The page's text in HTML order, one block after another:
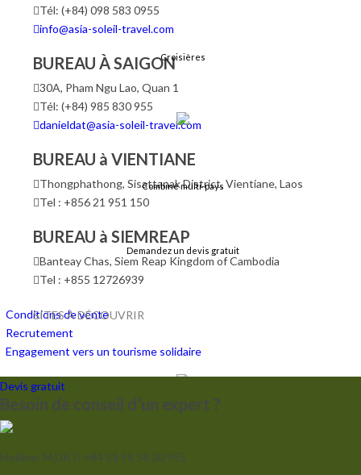
Croisières
Combiné multi-pays
Demandez un devis gratuit
SITES À DÉCOUVRIR
Tél: (+84) 098 583 0955
info@asia-soleil-travel.com
BUREAU À SAIGON
30A, Pham Ngu Lao, Quan 1
Tél: (+84) 985 830 955
danieldat@asia-soleil-travel.com
BUREAU à VIENTIANE
Thongphathong, Sisattanak District, Vientiane, Laos
Tel : +856 21 951 150
BUREAU à SIEMREAP
Banteay Chas, Siem Reap Kingdom of Cambodia
Tel : +855 12726939
Conditions de vente
Recrutement
Engagement vers un tourisme solidaire
Devis gratuit
Besoin de conseil d’un expert ?
Hotline: M.DAT: +84 (0) 98 58 30 955